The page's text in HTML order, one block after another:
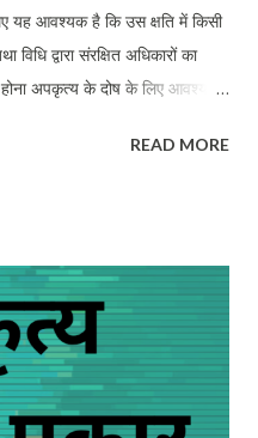
यह आवश्यक है कि उस क्षति में किसी
विधि द्वारा संरक्षित अधिकारों का
अपकृत्य के दोष के लिए आवश्यक
अपकृत्य की श्रेणी में नहीं आती है।
that in that injury, by
vested in another person
The existence of
the culpability of tort. On
actual loss but no legal
READ MORE